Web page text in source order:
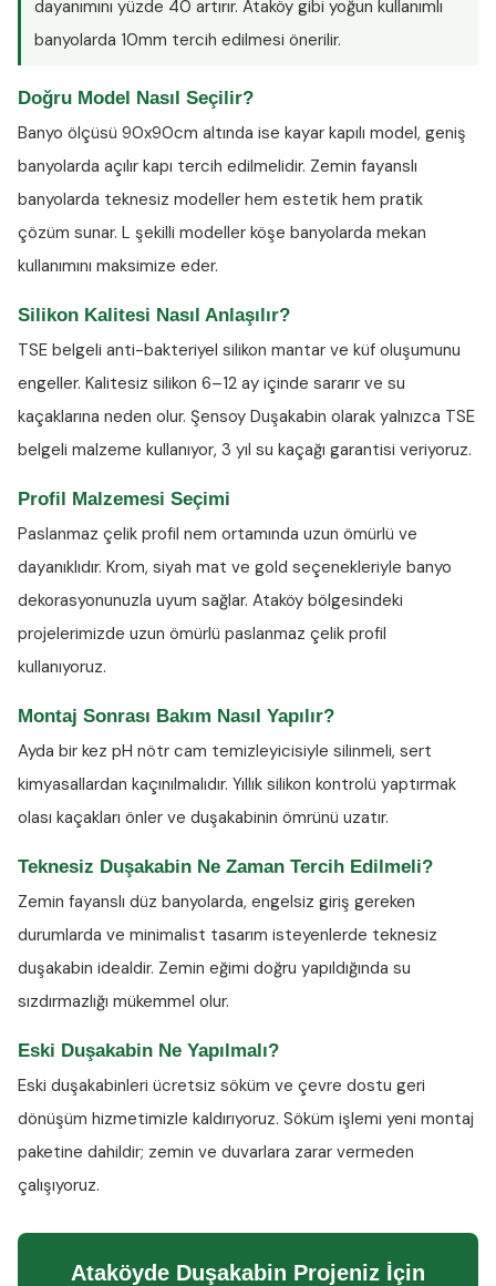
dayanımını yüzde 40 artırır. Ataköy gibi yoğun kullanımlı
banyolarda 10mm tercih edilmesi önerilir.
Doğru Model Nasıl Seçilir?
Banyo ölçüsü 90x90cm altında ise kayar kapılı model, geniş
banyolarda açılır kapı tercih edilmelidir. Zemin fayanslı
banyolarda teknesiz modeller hem estetik hem pratik
çözüm sunar. L şekilli modeller köşe banyolarda mekan
kullanımını maksimize eder.
Silikon Kalitesi Nasıl Anlaşılır?
TSE belgeli anti-bakteriyel silikon mantar ve küf oluşumunu
engeller. Kalitesiz silikon 6–12 ay içinde sararır ve su
kaçaklarına neden olur. Şensoy Duşakabin olarak yalnızca TSE
belgeli malzeme kullanıyor, 3 yıl su kaçağı garantisi veriyoruz.
Profil Malzemesi Seçimi
Paslanmaz çelik profil nem ortamında uzun ömürlü ve
dayanıklıdır. Krom, siyah mat ve gold seçenekleriyle banyo
dekorasyonunuzla uyum sağlar. Ataköy bölgesindeki
projelerimizde uzun ömürlü paslanmaz çelik profil
kullanıyoruz.
Montaj Sonrası Bakım Nasıl Yapılır?
Ayda bir kez pH nötr cam temizleyicisiyle silinmeli, sert
kimyasallardan kaçınılmalıdır. Yıllık silikon kontrolü yaptırmak
olası kaçakları önler ve duşakabinin ömrünü uzatır.
Teknesiz Duşakabin Ne Zaman Tercih Edilmeli?
Zemin fayanslı düz banyolarda, engelsiz giriş gereken
durumlarda ve minimalist tasarım isteyenlerde teknesiz
duşakabin idealdir. Zemin eğimi doğru yapıldığında su
sızdırmazlığı mükemmel olur.
Eski Duşakabin Ne Yapılmalı?
Eski duşakabinleri ücretsiz söküm ve çevre dostu geri
dönüşüm hizmetimizle kaldırıyoruz. Söküm işlemi yeni montaj
paketine dahildir; zemin ve duvarlara zarar vermeden
çalışıyoruz.
Ataköyde Duşakabin Projeniz İçin